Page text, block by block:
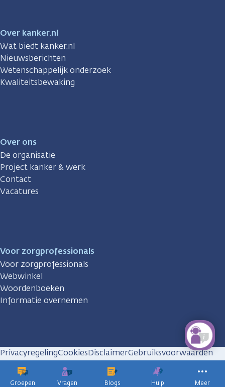
Groepen Vragen Blogs Hulp Meer
Over kanker.nl
Wat biedt kanker.nl
Nieuwsberichten
Wetenschappelijk onderzoek
Kwaliteitsbewaking
Over ons
De organisatie
Project kanker & werk
Contact
Vacatures
Voor zorgprofessionals
Voor zorgprofessionals
Webwinkel
Woordenboeken
Informatie overnemen
PrivacyregelingCookiesDisclaimerGebruiksvoorwaarden
Huisregels